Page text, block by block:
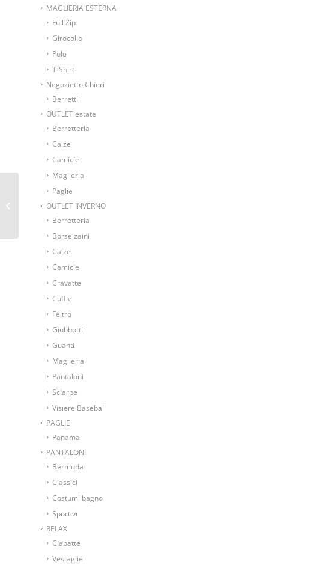
MAGLIERIA ESTERNA
Full Zip
Girocollo
Polo
T-Shirt
Negozietto Chieri
Berretti
OUTLET estate
Berretteria
Calze
Camicie
Maglieria
Paglie
OUTLET INVERNO
Berretteria
Borse zaini
Calze
Camicie
Cravatte
Cuffie
Feltro
Giubbotti
Guanti
Maglieria
Pantaloni
Sciarpe
Visiere Baseball
PAGLIE
Panama
PANTALONI
Bermuda
Classici
Costumi bagno
Sportivi
RELAX
Ciabatte
Vestaglie
Pochette fantasia
cravatta fondo giallo